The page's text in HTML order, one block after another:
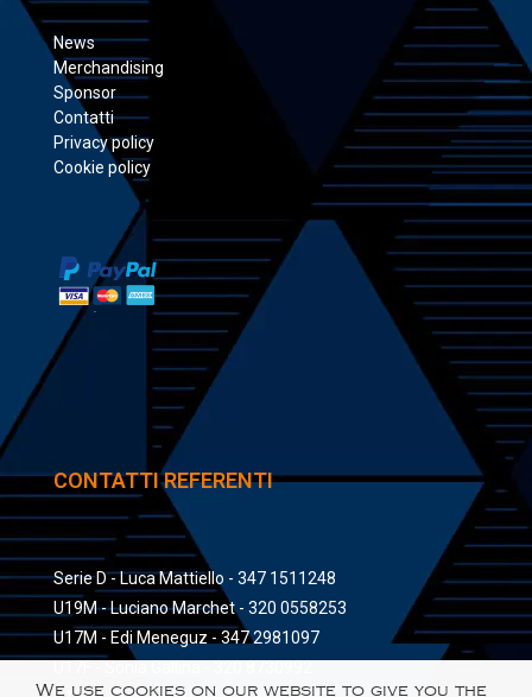
News
Merchandising
Sponsor
Contatti
Privacy policy
Cookie policy
CONTATTI REFERENTI
Serie D - Luca Mattiello - 347 1511248
U19M - Luciano Marchet - 320 0558253
U17M - Edi Meneguz - 347 2981097
We use cookies on our website to give you the